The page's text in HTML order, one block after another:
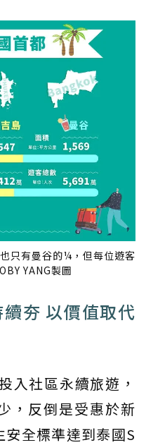
只有曼谷的¼，但每位遊客
YANG製圖
夯 以價值取代
入社區永續旅遊，
，反倒是受惠於新
全標準達到泰國S